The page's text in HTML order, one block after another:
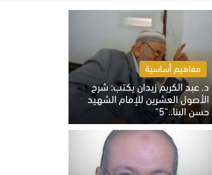
مفاهيم أساسية
د. عبد الكريم زيدان يكتب: شرح
الأصول العشرين للإمام الشهيد
حسن البنا.."5"
السبت 8 أغسطس 2026 10:46 ص